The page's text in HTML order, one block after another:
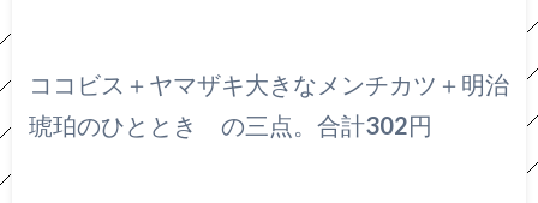
ココビス＋ヤマザキ大きなメンチカツ＋明治
琥珀のひととき の三点。合計302円